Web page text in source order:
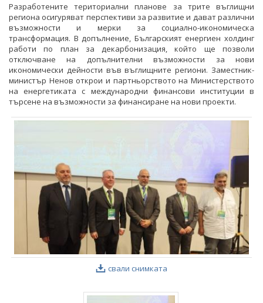
Разработените териториални планове за трите въглищни
региона осигуряват перспективи за развитие и дават различни
възможности и мерки за социално-икономическа
трансформация. В допълнение, Българският енергиен холдинг
работи по план за декарбонизация, който ще позволи
отключване на допълнителни възможности за нови
икономически дейности във въглищните региони. Заместник-
министър Ненов открои и партньорството на Министерството
на енергетиката с международни финансови институции в
търсене на възможности за финансиране на нови проекти.
свали снимката